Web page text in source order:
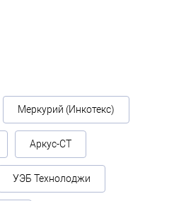
Меркурий (Инкотекс)
Аркус-СТ
УЭБ Технолоджи